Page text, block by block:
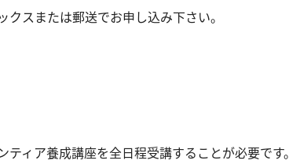
スまたは郵送でお申し込み下さい。
ィア養成講座を全日程受講することが必要です。